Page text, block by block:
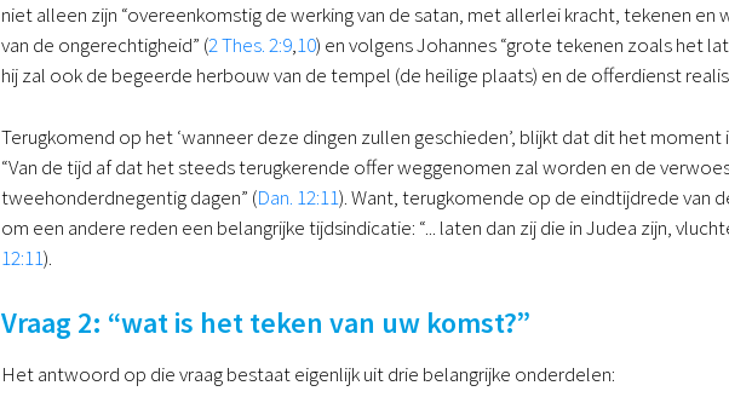
niet alleen zijn “overeenkomstig de werking van de satan, met allerlei kracht, tekenen
van de ongerechtigheid” (2 Thes. 2:9,10) en volgens Johannes “grote tekenen zoals het
hij zal ook de begeerde herbouw van de tempel (de heilige plaats) en de offerdienst
Terugkomend op het ‘wanneer deze dingen zullen geschieden’, blijkt dat dit het
“Van de tijd af dat het steeds terugkerende offer weggenomen zal worden en de
tweehonderdnegentig dagen” (Dan. 12:11). Want, terugkomende op de eindtijdrede van
om een andere reden een belangrijke tijdsindicatie: “... laten dan zij die in Judea zijn,
12:11).
Vraag 2: “wat is het teken van uw komst?”
Het antwoord op die vraag bestaat eigenlijk uit drie belangrijke onderdelen: